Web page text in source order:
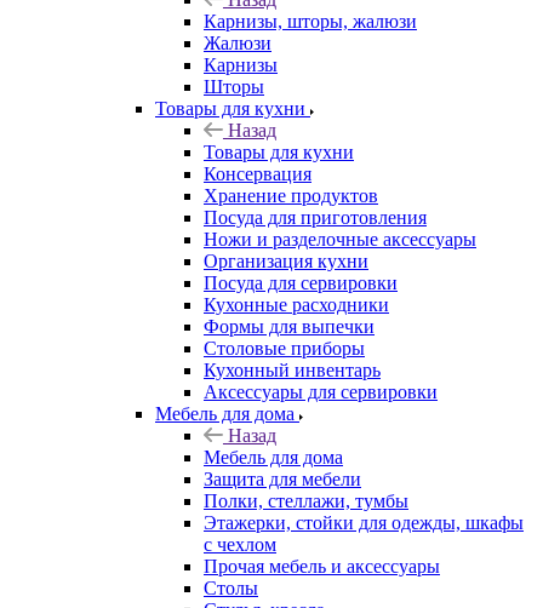
Карнизы, шторы, жалюзи
Жалюзи
Карнизы
Шторы
Товары для кухни
Назад
Товары для кухни
Консервация
Хранение продуктов
Посуда для приготовления
Ножи и разделочные аксессуары
Организация кухни
Посуда для сервировки
Кухонные расходники
Формы для выпечки
Столовые приборы
Кухонный инвентарь
Аксессуары для сервировки
Мебель для дома
Назад
Мебель для дома
Защита для мебели
Полки, стеллажи, тумбы
Этажерки, стойки для одежды, шкафы
с чехлом
Прочая мебель и аксессуары
Столы